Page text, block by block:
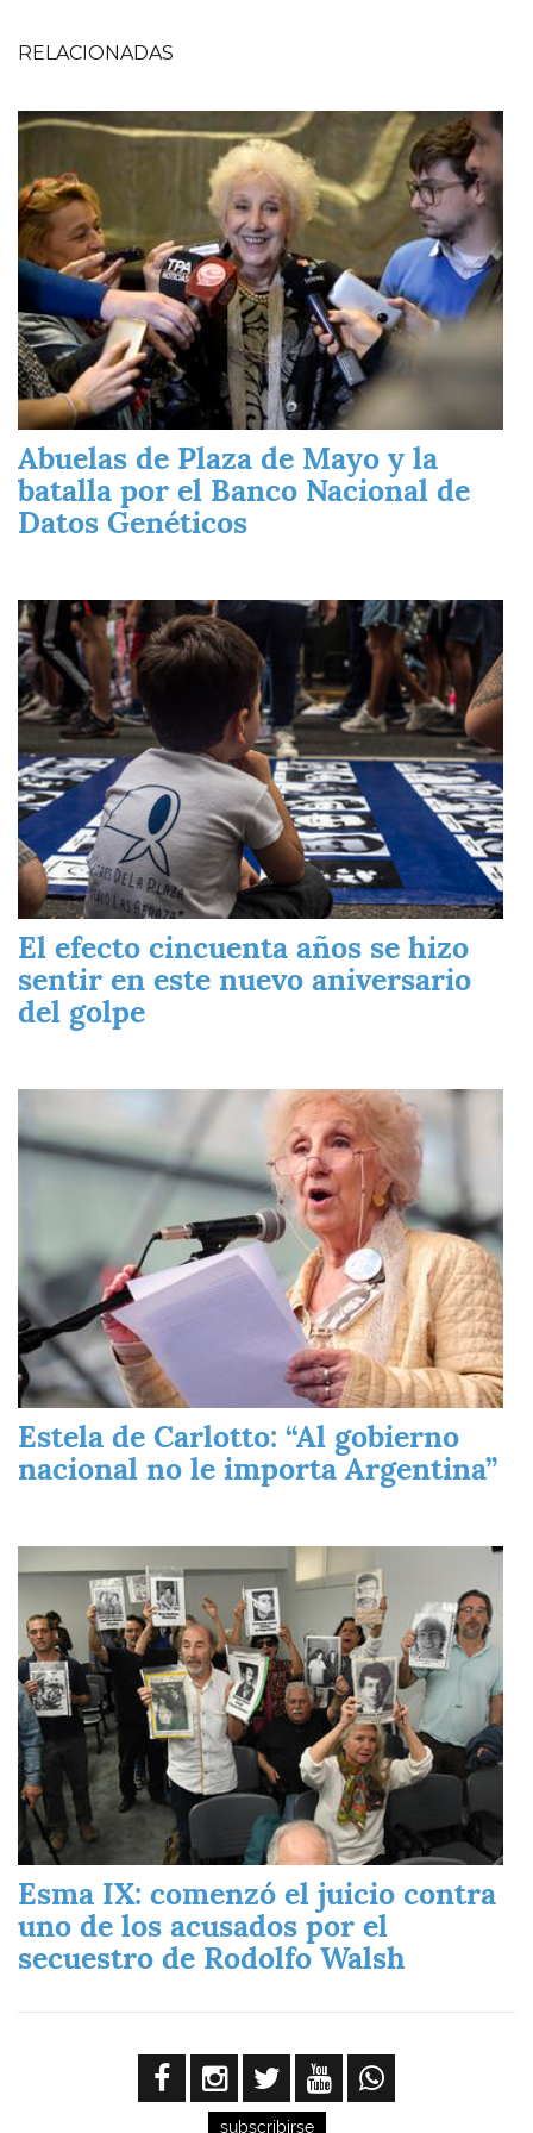
RELACIONADAS
Imagen
Abuelas de Plaza de Mayo y la
batalla por el Banco Nacional de
Datos Genéticos
Imagen
El efecto cincuenta años se hizo
sentir en este nuevo aniversario
del golpe
Estela de Carlotto: “Al gobierno
nacional no le importa Argentina”
Esma IX: comenzó el juicio contra
uno de los acusados por el
secuestro de Rodolfo Walsh
subscribirse